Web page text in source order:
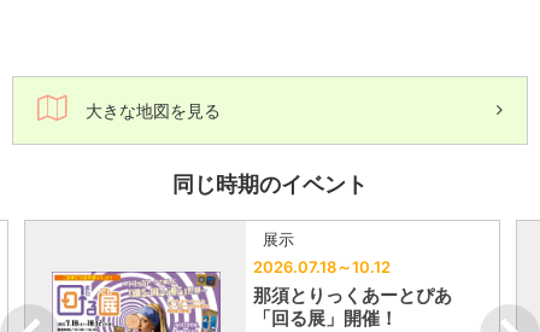
大きな地図を見る
同じ時期のイベント
展示
2026.07.18～10.12
那須とりっくあーとぴあ
「回る展」開催！